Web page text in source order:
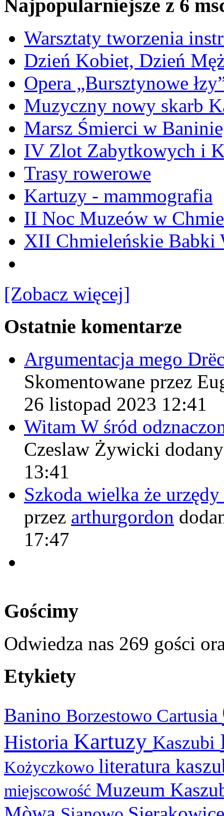
Najpopularniejsze z 6
Warsztaty tworzenia
Dzień Kobiet, Dzień
Opera „Bursztynowe
Muzyczny nowy skarb
Marsz Śmierci w
IV Zlot Zabytkowych i
Trasy rowerowe
Kartuzy - mammografia
II Noc Muzeów w
XII Chmieleńskie Babki
[Zobacz więcej]
Ostatnie komentarze
Argumentacja mego
Skomentowane przez
26 listopad 2023 12:41
Witam W śród
Czeslaw Żywicki
13:41
Szkoda wielka że
przez arthurgordon
17:47
Gościmy
Odwiedza nas 269 gości
Etykiety
Banino Borzestowo Cartusia
Historia Kartuzy Kaszubi
Kożyczkowo literatura
miejscowość Muzeum